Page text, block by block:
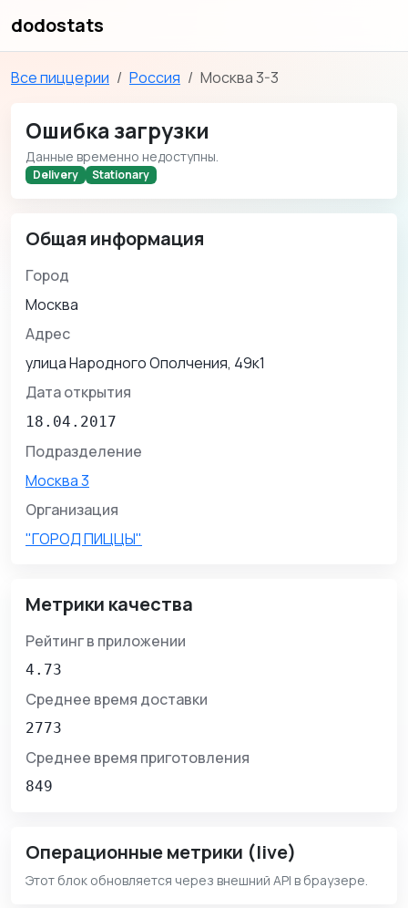
dodostats
Все пиццерии Россия Москва 3-3
Ошибка загрузки
Данные временно недоступны.
Delivery Stationary
Общая информация
Город
Москва
Адрес
улица Народного Ополчения, 49к1
Дата открытия
18.04.2017
Подразделение
Москва 3
Организация
"ГОРОД ПИЦЦЫ"
Метрики качества
Рейтинг в приложении
4.73
Среднее время доставки
2773
Среднее время приготовления
849
Операционные метрики (live)
Этот блок обновляется через внешний API в браузере.